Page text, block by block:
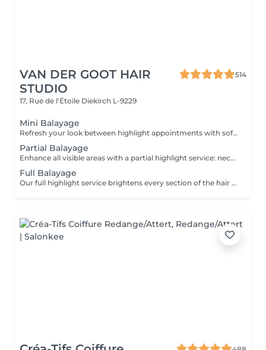
VAN DER GOOT HAIR
STUDIO
514
17, Rue de l'Étoile Diekirch L-9229
Mini Balayage
Refresh your look between highlight appointments with soft face-framing and subtle balayage accents that brighten the face. Perfect for special occasions or when you want to add light without committing to a full highlight service. Gloss and toning are included for a luminous, beautifully blended finish.
Partial Balayage
Enhance all visible areas with a partial highlight service: neckline, face frame and the entire top section. Ideal for a half head or crown appointment. Tip-Outs, balayage, gloss and toning are included for a luminous and beautifully blended result.
Full Balayage
Our full highlight service brightens every section of the hair from the inside out, including precise work at the neckline and around the face. Ideal for a ¾ head to full head lightening service. Tip-Outs, balayage, gloss and toning are included for a luminous and beautifully blended result.